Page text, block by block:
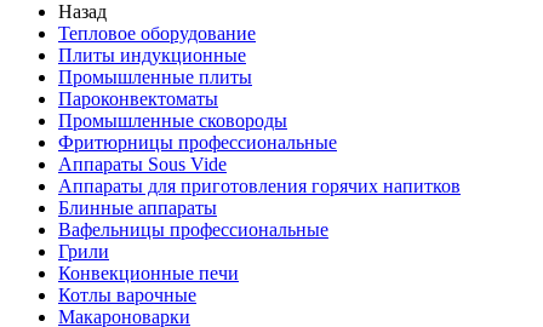
Назад
Тепловое оборудование
Плиты индукционные
Промышленные плиты
Пароконвектоматы
Промышленные сковороды
Фритюрницы профессиональные
Аппараты Sous Vide
Аппараты для приготовления горячих напитков
Блинные аппараты
Вафельницы профессиональные
Грили
Конвекционные печи
Котлы варочные
Макароноварки